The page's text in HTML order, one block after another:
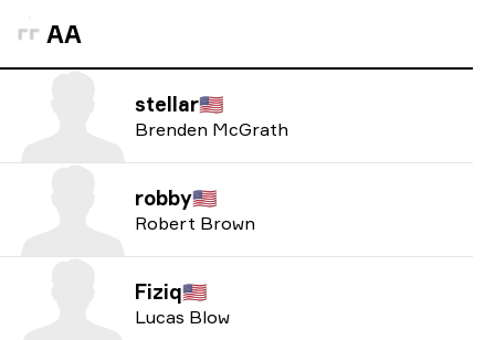
AA
stellar🇺🇸
Brenden McGrath
robby🇺🇸
Robert Brown
Fiziq🇺🇸
Lucas Blow